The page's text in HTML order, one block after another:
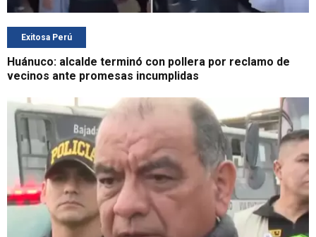
Exitosa Perú
Huánuco: alcalde terminó con pollera por reclamo de
vecinos ante promesas incumplidas